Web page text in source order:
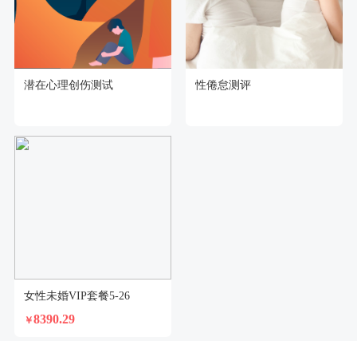
潜在心理创伤测试 性倦怠测评
女性未婚VIP套餐5-26
￥8390.29